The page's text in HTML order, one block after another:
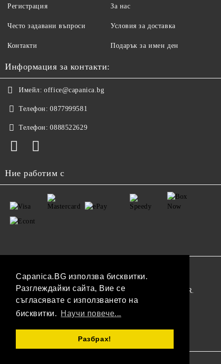
Capanica.BG използва бисквитки.
Разглеждайки сайта, Вие се
съгласявате с използването на
бисквитки.
Научи повече...
Разбрах!
Регистрация
Често задавани въпроси
Контакти
За нас
Условия за доставка
Подарък за имен ден
Информация за контакти:
Имейл: office@capanica.bg
Телефон: 0877999581
Телефон: 0888522629
Ние работим с
Нашият онлайн магазин е 100% съобразен с GDPR.
Моите лични данни